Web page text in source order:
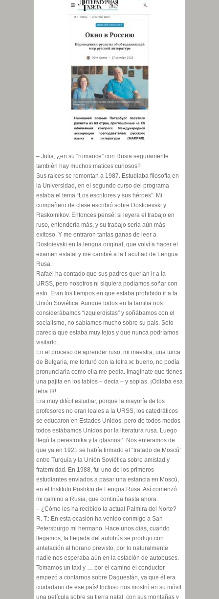
– Julia, ¿en su “romance” con Rusia seguramente
también hay muchos matices curiosos?
Sus raíces se remontan a 1987. Estudiaba filosofía en
la Universidad, en el segundo curso del programa
estaba el tema “Los escritores y sus héroes”. Mi
compañero de clase escribió sobre Dostoievski y
Raskolnikov. Entonces pensé: si leyera el trabajo en
ruso, entendería más, y su trabajo sería aún más
exitoso. Y me entraron tantas ganas de leer a
Dostoievski en la lengua original, que volví a hacer el
examen estatal y me cambié a la Facultad de Lengua
Rusa.
Rafael ha contado que sus padres querían ir a la
URSS, pero nosotros ni siquiera podíamos soñar con
esto. Eran los tiempos en que estaba prohibido ir a la
Unión Soviética. Aunque todos en la familia nos
considerábamos “izquierdistas” y soñábamos con el
socialismo, no sabíamos mucho sobre su país. Solo
parecía que estaba muy lejos y que nunca podríamos
visitarlo.
En el proceso de aprender ruso, mi maestra, una turca
de Bulgaria, me torturó con la letra ж: bueno, no podía
pronunciarla como ella me pedía. Imagínate que tienes
una pajita en los labios – decía – y soplas. ¡Odiaba esa
letra Ж!
Era muy difícil estudiar, porque la mayoría de los
profesores no eran leales a la URSS, los catedráticos
se educaron en Estados Unidos, pero de todos modos
todos estábamos Unidos por la literatura rusa. Luego
llegó la perestroika y la glasnost’. Nos enteramos de
que ya en 1921 se había firmado el “tratado de Moscú”
entre Turquía y la Unión Soviética sobre amistad y
fraternidad. En 1988, fui uno de los primeros
estudiantes enviados a pasar una estancia en Moscú,
en el Instituto Pushkin de Lengua Rusa. Así comenzó
mi camino a Rusia, que continúa hasta ahora.
– ¿Cómo les ha recibido la actual Palmira del Norte?
R. T.: En esta ocasión ha venido conmigo a San
Petersburgo mi hermano. Hace unos días, cuando
llegamos, la llegada del autobús se produjo con
antelación al horario previsto, por lo naturalmente
nadie nos esperaba aún en la estación de autobuses.
Tomamos un taxi y … por el camino el conductor
empezó a contarnos sobre Daguestán, ya que él era
ciudadano de ese país! Incluso nos mostró en su móvil
una película sobre su tierra natal, con sus montañas y